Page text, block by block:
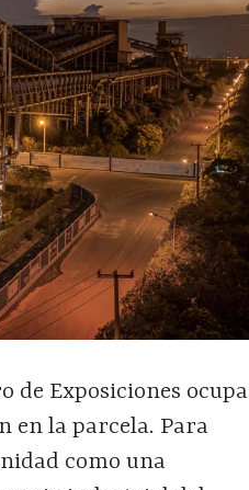
de Exposiciones ocupa
en la parcela. Para
como una